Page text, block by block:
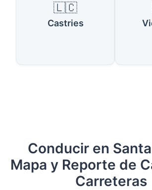
🇱🇨
Castries
Conducir en
Mapa y Reporte de
Carreteras